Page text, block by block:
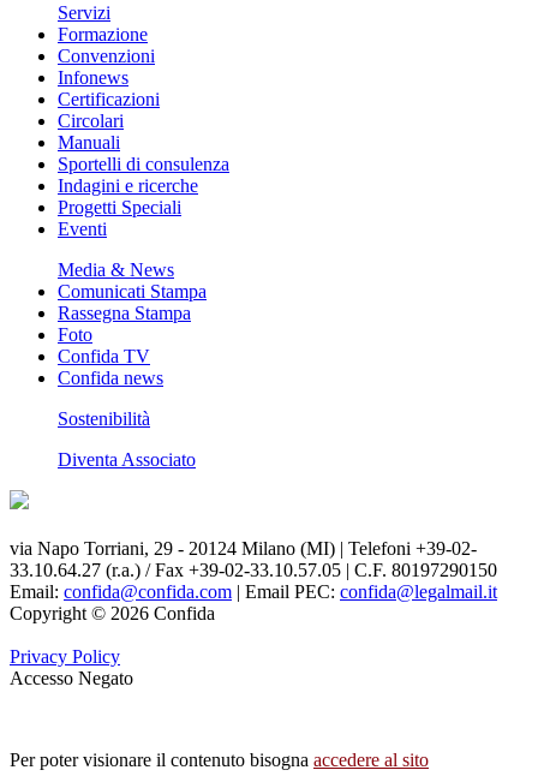
Servizi
Formazione
Convenzioni
Infonews
Certificazioni
Circolari
Manuali
Sportelli di consulenza
Indagini e ricerche
Progetti Speciali
Eventi
Media & News
Comunicati Stampa
Rassegna Stampa
Foto
Confida TV
Confida news
Sostenibilità
Diventa Associato
via Napo Torriani, 29 - 20124 Milano (MI) | Telefoni +39-02-
33.10.64.27 (r.a.) / Fax +39-02-33.10.57.05 | C.F. 80197290150
Email: confida@confida.com | Email PEC: confida@legalmail.it
Copyright © 2026 Confida
Privacy Policy
Accesso Negato
Per poter visionare il contenuto bisogna accedere al sito